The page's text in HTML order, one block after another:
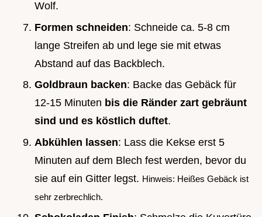
Wolf.
Formen schneiden: Schneide ca. 5-8 cm
lange Streifen ab und lege sie mit etwas
Abstand auf das Backblech.
Goldbraun backen: Backe das Gebäck für
12-15 Minuten bis die Ränder zart gebräunt
sind und es köstlich duftet.
Abkühlen lassen: Lass die Kekse erst 5
Minuten auf dem Blech fest werden, bevor du
sie auf ein Gitter legst. Hinweis: Heißes Gebäck ist
sehr zerbrechlich.